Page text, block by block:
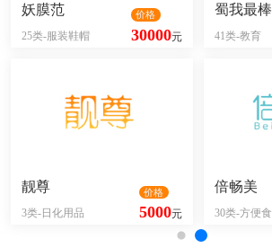
妖膜范
25类-服装鞋帽 30000元
价格 蜀我最棒
41类-教育
靓尊
3类-日化用品 5000元
价格 倍畅美
30类-方便